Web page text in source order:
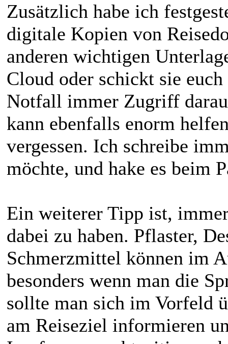
Zusätzlich habe ich
digitale Kopien von
anderen wichtigen
Cloud oder schickt sie
Notfall immer Zugriff
kann ebenfalls enorm
vergessen. Ich schreibe
möchte, und hake es beim
Ein weiterer Tipp ist,
dabei zu haben. Pflaster,
Schmerzmittel können im
besonders wenn man die
sollte man sich im Vorfeld
am Reiseziel informieren